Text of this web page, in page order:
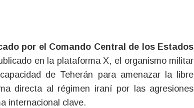
por el Comando Central de los Estados
en la plataforma X, el organismo militar
de Teherán para amenazar la libre
directa al régimen iraní por las agresiones
internacional clave.